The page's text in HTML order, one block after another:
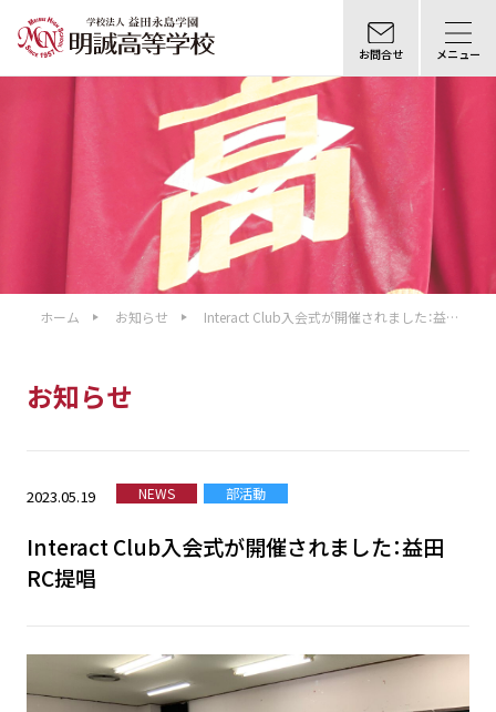
お問合せ メニュー
ホーム お知らせ
Interact Club入会式が開催されました：益田
お知らせ
2023.05.19 NEWS 部活動
Interact Club入会式が開催されました：益田
RC提唱